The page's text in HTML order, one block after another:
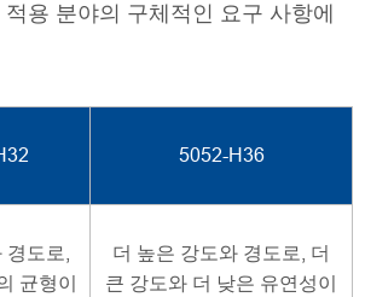
용 분야의 구체적인 요구 사항에
5052-H36
경도로,
균형이
더 높은 강도와 경도로, 더
큰 강도와 더 낮은 유연성이